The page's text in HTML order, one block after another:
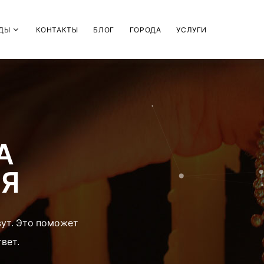
КОНТАКТЫ БЛОГ ГОРОДА УСЛУГИ
Это поможет